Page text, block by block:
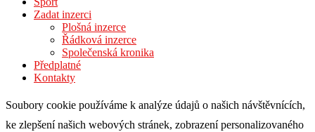
Zadat inzerci
Plošná inzerce
Řádková inzerce
Společenská kronika
Předplatné
Kontakty
Soubory cookie používáme k analýze údajů o našich návštěvnících,
ke zlepšení našich webových stránek, zobrazení personalizovaného